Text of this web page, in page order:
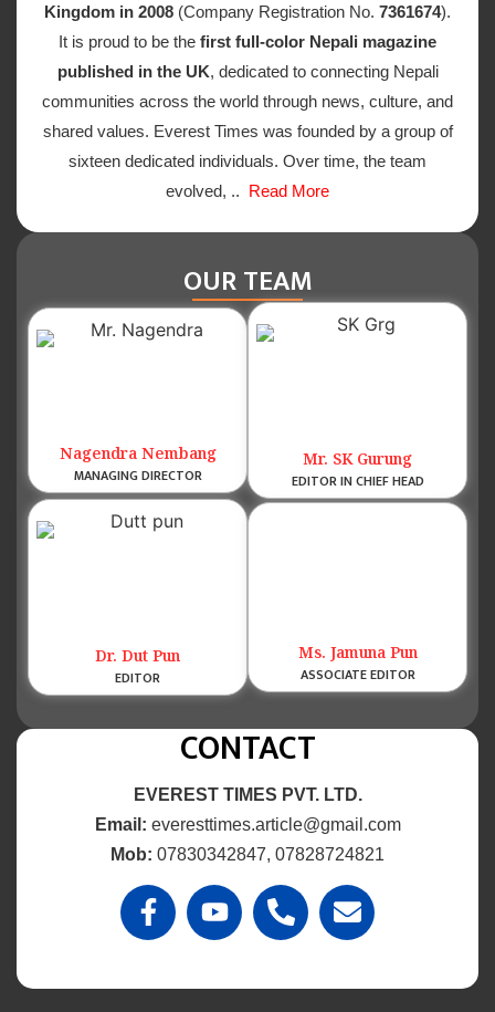
Kingdom in 2008 (Company Registration No. 7361674).
It is proud to be the first full-color Nepali magazine
published in the UK, dedicated to connecting Nepali
communities across the world through news, culture, and
shared values. Everest Times was founded by a group of
sixteen dedicated individuals. Over time, the team
evolved, .. Read More
OUR TEAM
Nagendra Nembang
MANAGING DIRECTOR
Mr. SK Gurung
EDITOR IN CHIEF HEAD
Dr. Dut Pun
EDITOR
Ms. Jamuna Pun
ASSOCIATE EDITOR
CONTACT
EVEREST TIMES PVT. LTD.
Email: everesttimes.article@gmail.com
Mob: 07830342847, 07828724821